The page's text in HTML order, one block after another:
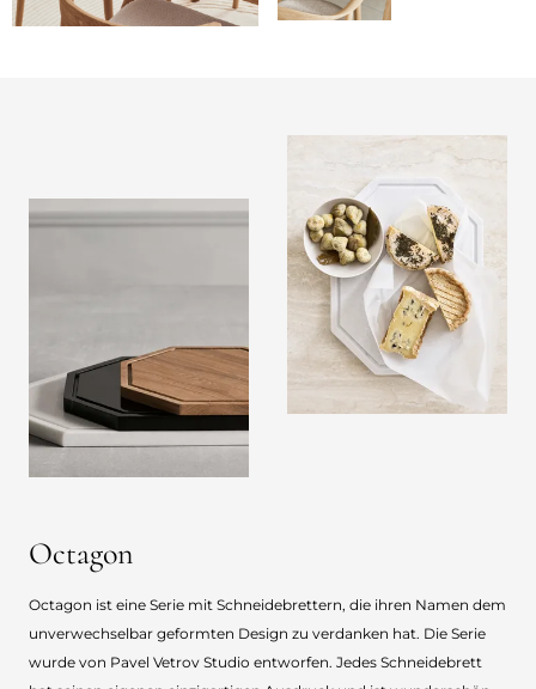
Octagon
Octagon ist eine Serie mit Schneidebrettern, die ihren Namen dem
unverwechselbar geformten Design zu verdanken hat. Die Serie
wurde von Pavel Vetrov Studio entworfen. Jedes Schneidebrett